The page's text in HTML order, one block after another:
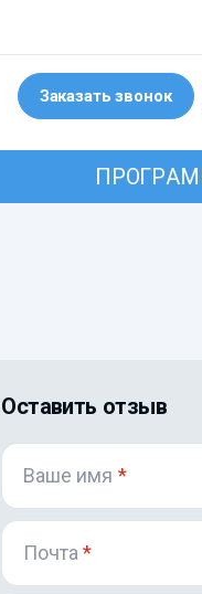
Заказать звонок
Оставить отзыв
Ваше имя *
Почта*